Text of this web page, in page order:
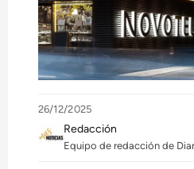
26/12/2025
Redacción
Equipo de redacción de